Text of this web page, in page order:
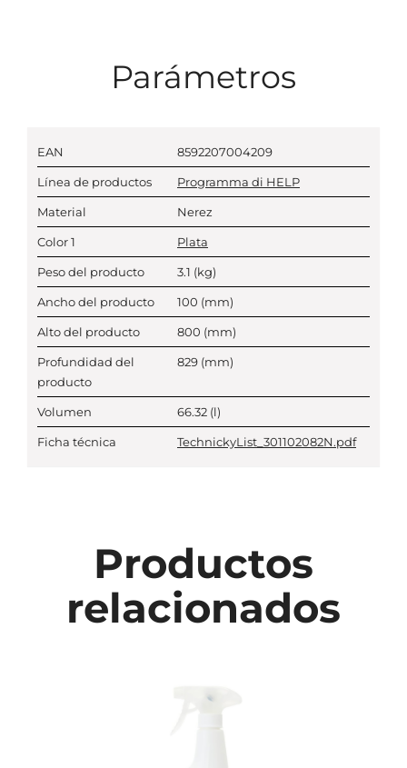
Parámetros
EAN 8592207004209
Línea de productos Programma di HELP
Material Nerez
Color 1 Plata
Peso del producto 3.1 (kg)
Ancho del producto 100 (mm)
Alto del producto 800 (mm)
Profundidad del
producto
829 (mm)
Volumen 66.32 (l)
Ficha técnica TechnickyList_301102082N.pdf
Productos
relacionados